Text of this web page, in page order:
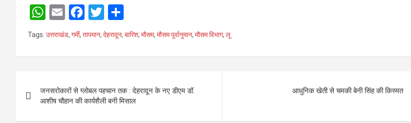
W
h
at
s
p
p
E
m
ail
F
a
ce
b
o
k
T
wi
tt
er
h
ar
e
Tags: उत्तराखंड, गर्मी, तापमान, देहरादून, बारिश, मौसम, मौसम पूर्वानुमान, मौसम विभाग, लू
navigation
जनसरोकारों से ग्लोबल पहचान तक : देहरादून के नए डीएम डॉ.
आशीष चौहान की कार्यशैली बनी मिसाल
आधुनिक खेती से चमकी बेनी सिंह की किस्मत